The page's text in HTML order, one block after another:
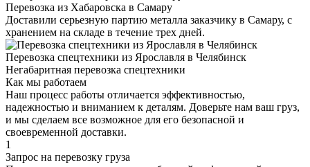
Перевозка из Хабаровска в Самару
Доставили серьезную партию металла заказчику в Самару, с
хранением на складе в течение трех дней.
Перевозка спецтехники из Ярославля в Челябинск
Негабаритная перевозка спецтехники
Как мы работаем
Наш процесс работы отличается эффективностью,
надежностью и вниманием к деталям. Доверьте нам ваш груз,
и мы сделаем все возможное для его безопасной и
своевременной доставки.
1
Запрос на перевозку груза